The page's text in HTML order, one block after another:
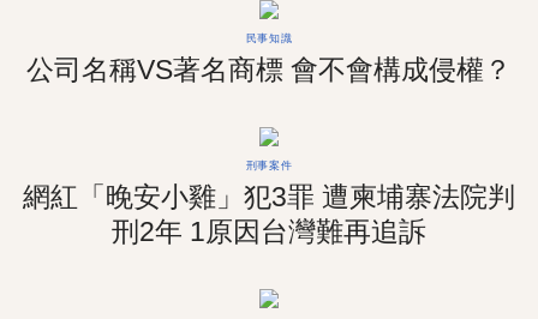
民事知識
公司名稱VS著名商標 會不會構成侵權？
刑事案件
網紅「晚安小雞」犯3罪 遭柬埔寨法院判
刑2年 1原因台灣難再追訴